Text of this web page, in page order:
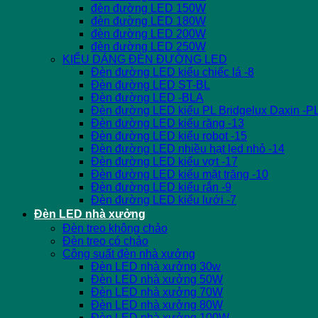
đèn đường LED 150W
đèn đường LED 180W
đèn đường LED 200W
đèn đường LED 250W
KIỂU DÁNG ĐÈN ĐƯỜNG LED
Đèn đường LED kiểu chiếc lá -8
Đèn đường LED ST-BL
Đèn đường LED -BLA
Đèn đường LED kiểu PL Bridgelux Daxin -
Đèn đường LED kiểu răng -13
Đèn đường LED kiểu robot -15
Đèn đường LED nhiều hạt led nhỏ -14
Đèn đường LED kiểu vợt -17
Đèn đường LED kiểu mặt trăng -10
Đèn đường LED kiểu rắn -9
Đèn đường LED kiểu lưới -7
Đèn LED nhà xưởng
Đèn treo không chảo
Đèn treo có chảo
Công suất đèn nhà xưởng
Đèn LED nhà xưởng 30w
Đèn LED nhà xưởng 50W
Đèn LED nhà xưởng 70W
Đèn LED nhà xưởng 80W